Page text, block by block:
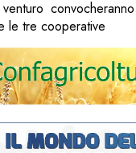
le tre cooperative